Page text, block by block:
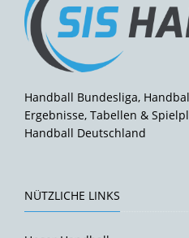
Handball Bundesliga,
Ergebnisse, Tabellen &
Handball Deutschland
NÜTZLICHE LINKS